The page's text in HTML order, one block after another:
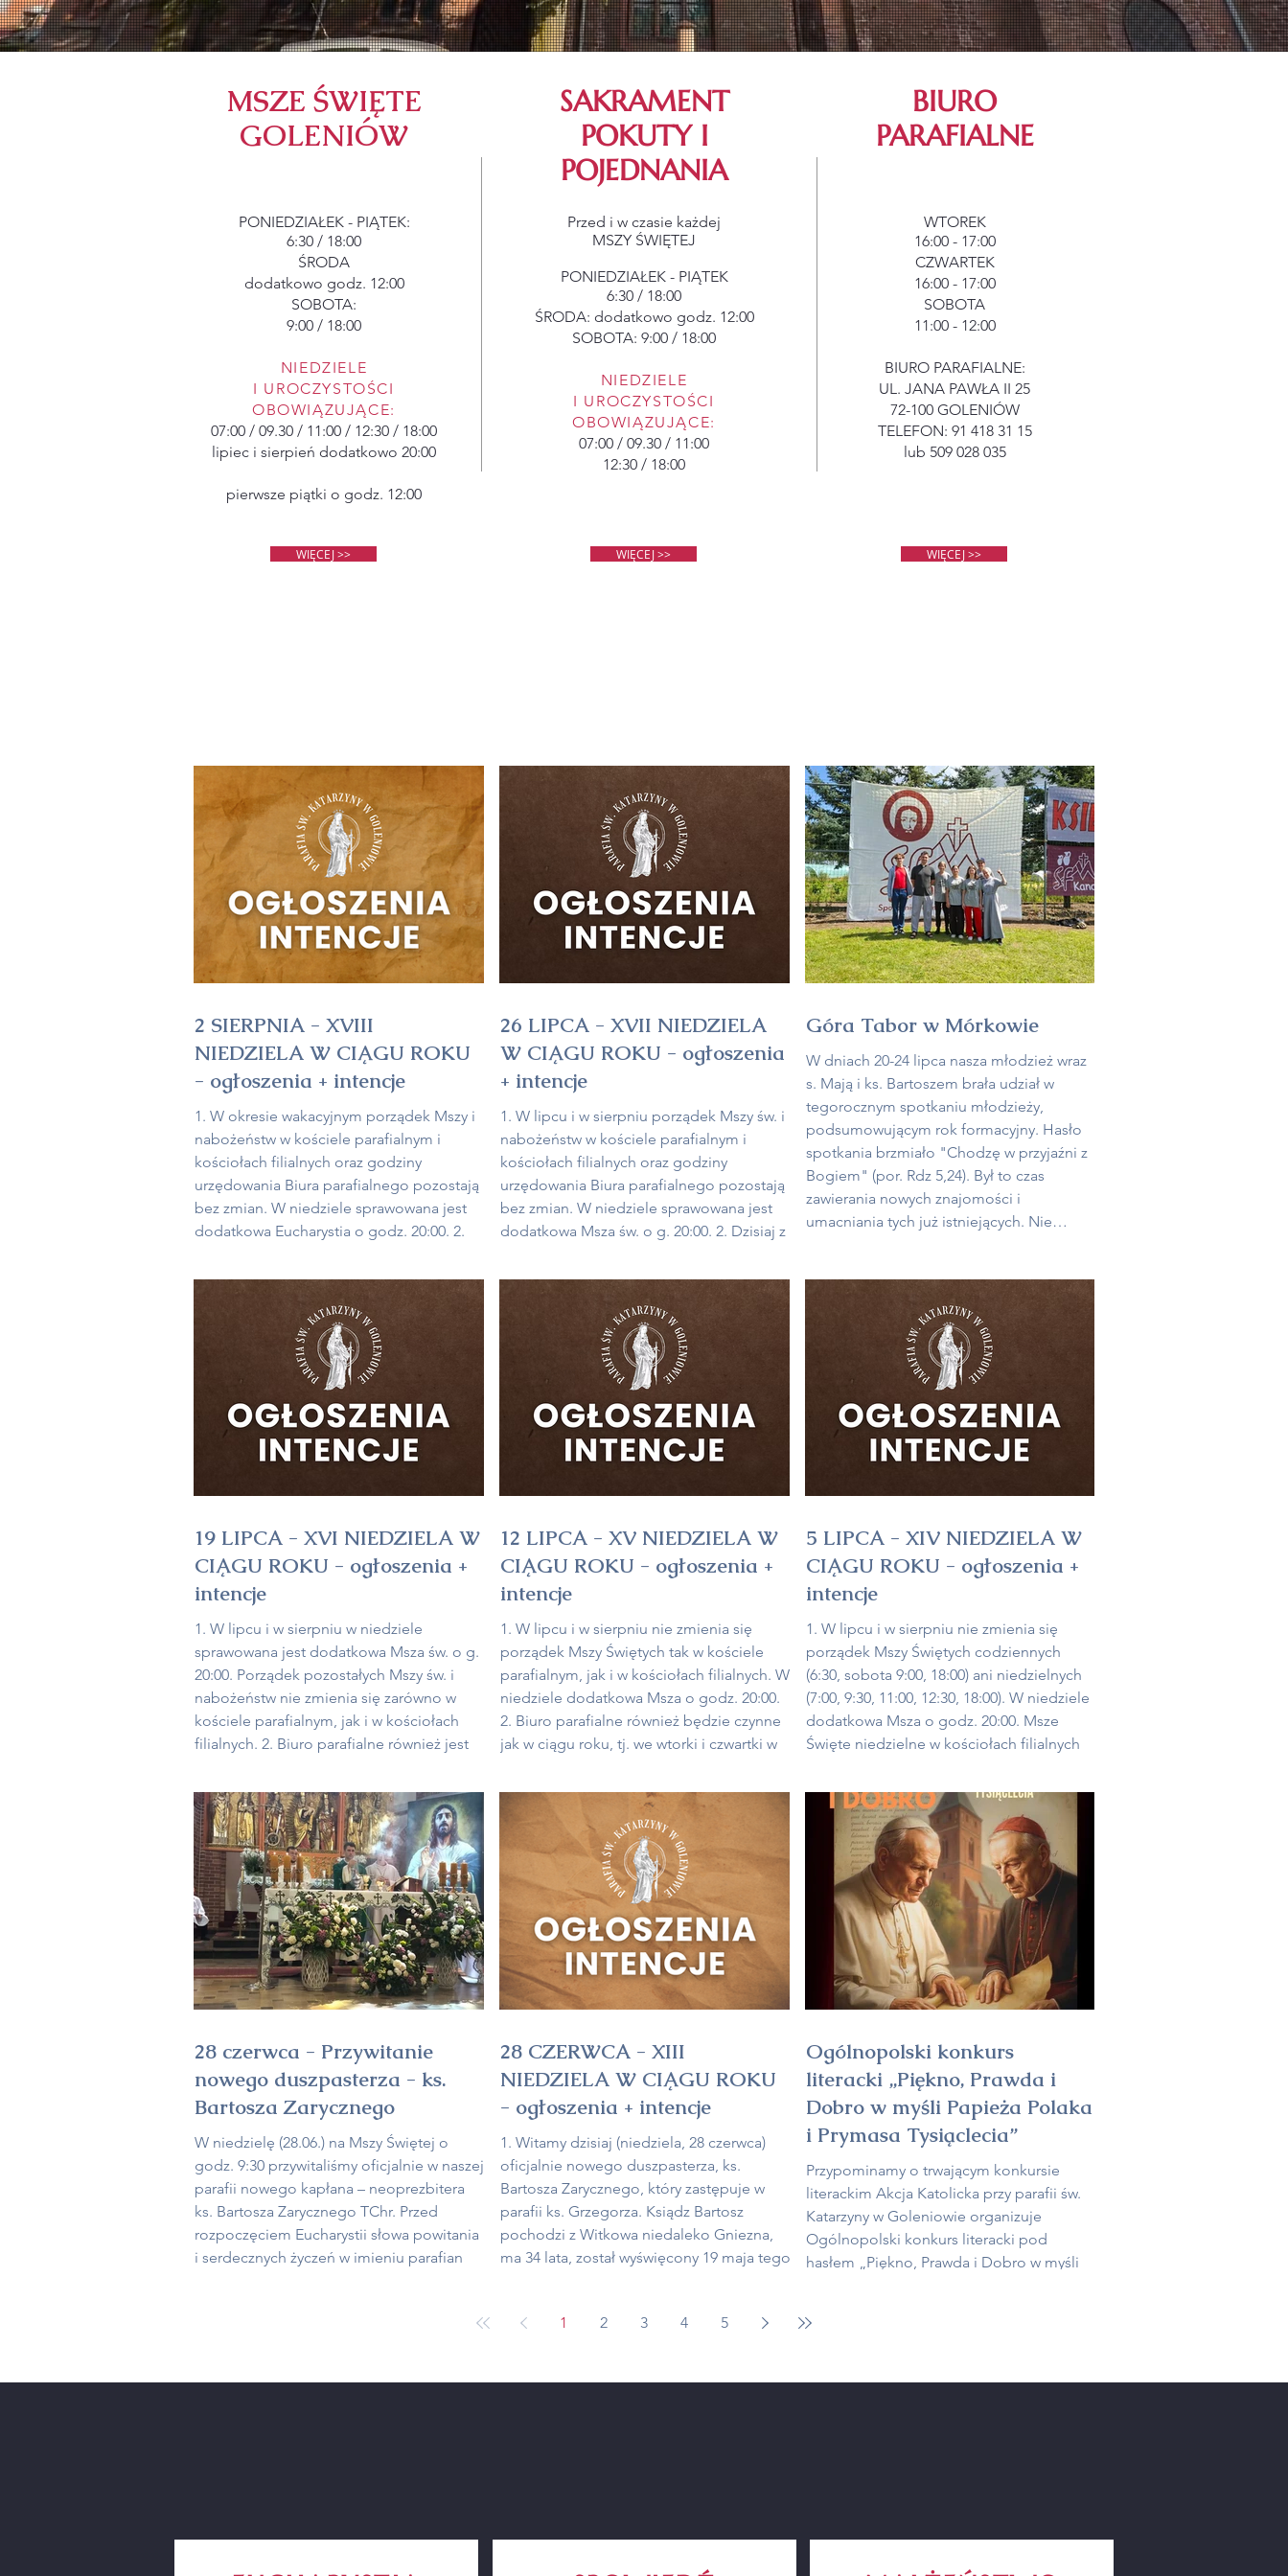
MSZE ŚWIĘTE
GOLENIÓW
​PONIEDZIAŁEK - PIĄTEK:
6:30 / 18:00
ŚRODA
dodatkowo godz. 12:00
SOBOTA:
9:00 / 18:00
NIEDZIELE
I UROCZYSTOŚCI
OBOWIĄZUJĄCE:
07:00 / 09.30 / 11:00 / 12:30 / 18:00
lipiec i sierpień dodatkowo 20:00
pierwsze piątki o godz. 12:00
SAKRAMENT
POKUTY I
POJEDNANIA
Przed i w czasie każdej
MSZY ŚWIĘTEJ
​PONIEDZIAŁEK - PIĄTEK
6:30 / 18:00
ŚRODA: dodatkowo godz. 12:00
SOBOTA: 9:00 / 18:00
NIEDZIELE
I UROCZYSTOŚCI
OBOWIĄZUJĄCE:
07:00 / 09.30 / 11:00
12:30 / 18:00
BIURO
PARAFIALNE
WTOREK
16:00 - 17:00
CZWARTEK
16:00 - 17:00
SOBOTA
11:00 - 12:00
BIURO PARAFIALNE:
UL. JANA PAWŁA II 25
72-100 GOLENIÓW
TELEFON: 91 418 31 15
lub 509 028 035
WIĘCEJ >> WIĘCEJ >> WIĘCEJ >>
2 SIERPNIA - XVIII
NIEDZIELA W CIĄGU ROKU
- ogłoszenia + intencje
1. W okresie wakacyjnym porządek Mszy i
nabożeństw w kościele parafialnym i
kościołach filialnych oraz godziny
urzędowania Biura parafialnego pozostają
bez zmian. W niedziele sprawowana jest
dodatkowa Eucharystia o godz. 20:00. 2.
św. Jana Marii Vianneya – patrona
kapłanów, szczególnie proboszczów.
Zapraszamy do modlitwy w intencji
naszych duszpasterzy na Mszy o godz.
18:00. 3. W środę zapraszamy na nowennę
do Matki Bożej Nieustającej Po
26 LIPCA - XVII NIEDZIELA
W CIĄGU ROKU - ogłoszenia
+ intencje
1. W lipcu i w sierpniu porządek Mszy św. i
nabożeństw w kościele parafialnym i
kościołach filialnych oraz godziny
urzędowania Biura parafialnego pozostają
bez zmian. W niedziele sprawowana jest
dodatkowa Msza św. o g. 20:00. 2. Dzisiaj z
Krzysztofa – Patrona kierowców i
podróżujących, po każdej Mszy św.
błogosławimy pojazdy i kierujących nimi.
Prosimy podjeżdżać pod główne wejście
kościoła zgodnie z ruchem wskazówek
zegara, a więc od stron
Góra Tabor w Mórkowie
W dniach 20-24 lipca nasza młodzież wraz
s. Mają i ks. Bartoszem brała udział w
tegorocznym spotkaniu młodzieży,
podsumowującym rok formacyjny. Hasło
spotkania brzmiało "Chodzę w przyjaźni z
Bogiem" (por. Rdz 5,24). Był to czas
zawierania nowych znajomości i
umacniania tych już istniejących. Nie
do Górki Duchownej, modlitwy,
konferencji, warsztatów, tańców oraz
tradycyjnego już turnieju w siatkówkę. No i
19 LIPCA - XVI NIEDZIELA W
CIĄGU ROKU - ogłoszenia +
intencje
1. W lipcu i w sierpniu w niedziele
sprawowana jest dodatkowa Msza św. o g.
20:00. Porządek pozostałych Mszy św. i
nabożeństw nie zmienia się zarówno w
kościele parafialnym, jak i w kościołach
filialnych. 2. Biuro parafialne również jest
czwartki w godz. 16:00 – 17:00 oraz w
soboty w godz. 11:00 – 12:00. 3. W tym
tygodniu obchodzimy: w środę 22 lipca
Święto św. Marii Magdaleny i dzień
modlitw do św. Rity, w czwartek 23 lipca
Święto św.
12 LIPCA - XV NIEDZIELA W
CIĄGU ROKU - ogłoszenia +
intencje
1. W lipcu i w sierpniu nie zmienia się
porządek Mszy Świętych tak w kościele
parafialnym, jak i w kościołach filialnych. W
niedziele dodatkowa Msza o godz. 20:00.
2. Biuro parafialne również będzie czynne
jak w ciągu roku, tj. we wtorki i czwartki w
11:00 – 12:00. 3. Jutro (w poniedziałek)
kolejny Dzień fatimski. Zapraszamy na
nabożeństwo o godz. 19:00 z
rozważaniami i różańcem o pokój na
świecie i nawrócenie grzeszników, a na
5 LIPCA - XIV NIEDZIELA W
CIĄGU ROKU - ogłoszenia +
intencje
1. W lipcu i w sierpniu nie zmienia się
porządek Mszy Świętych codziennych
(6:30, sobota 9:00, 18:00) ani niedzielnych
(7:00, 9:30, 11:00, 12:30, 18:00). W niedziele
dodatkowa Msza o godz. 20:00. Msze
Święte niedzielne w kościołach filialnych
godz. 17:00, pozostałe w niedzielę:
Marszewo godz. 8:45; Bodzęcin godz.
10:00; Glewice godz. 11:00. 2. W okresie
wakacyjnym biuro parafialne będzie
czynne we wtorki i czwartki w godz. 16:00 –
17:00
28 czerwca - Przywitanie
nowego duszpasterza - ks.
Bartosza Zarycznego
W niedzielę (28.06.) na Mszy Świętej o
godz. 9:30 przywitaliśmy oficjalnie w naszej
parafii nowego kapłana – neoprezbitera
ks. Bartosza Zarycznego TChr. Przed
rozpoczęciem Eucharystii słowa powitania
i serdecznych życzeń w imieniu parafian
28 CZERWCA - XIII
NIEDZIELA W CIĄGU ROKU
- ogłoszenia + intencje
1. Witamy dzisiaj (niedziela, 28 czerwca)
oficjalnie nowego duszpasterza, ks.
Bartosza Zarycznego, który zastępuje w
parafii ks. Grzegorza. Ksiądz Bartosz
pochodzi z Witkowa niedaleko Gniezna,
ma 34 lata, został wyświęcony 19 maja tego
Bożych łask i opieki Maryi oraz św.
Ogólnopolski konkurs
literacki „Piękno, Prawda i
Dobro w myśli Papieża Polaka
i Prymasa Tysiąclecia”
Przypominamy o trwającym konkursie
literackim Akcja Katolicka przy parafii św.
Katarzyny w Goleniowie organizuje
Ogólnopolski konkurs literacki pod
hasłem „Piękno, Prawda i Dobro w myśli
młodzieży, mająca na celu upamiętnienie
1 2 3 4 5